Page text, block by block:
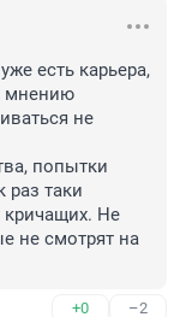
есть карьера,
мнению
не
попытки
раз таки
Не
не смотрят на
+0 –2